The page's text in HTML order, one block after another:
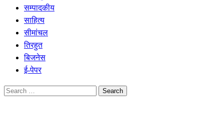
सम्पादकीय
साहित्य
सीमांचल
तिरहुत
बिजनेस
ई-पेपर
Search